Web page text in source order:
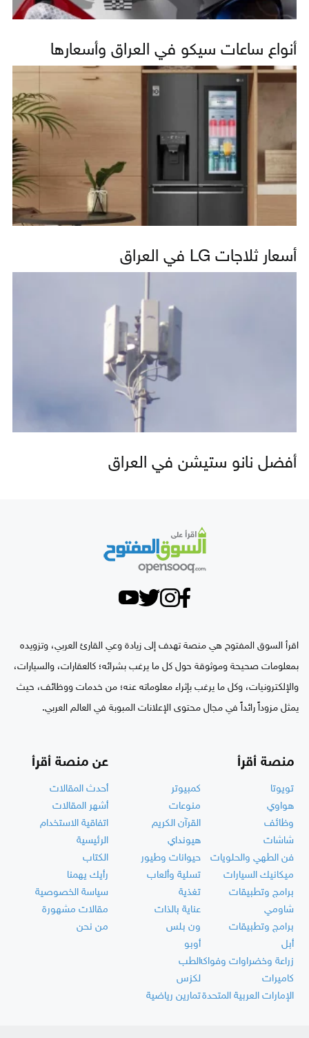
أنواع ساعات سيكو في العراق وأسعارها
أسعار ثلاجات LG في العراق
أفضل نانو ستيشن في العراق
اقرأ السوق المفتوح هي منصة تهدف إلى زيادة وعي القارئ العربي، وتزويده
بمعلومات صحيحة وموثوقة حول كل ما يرغب بشرائه؛ كالعقارات، والسيارات،
والإلكترونيات، وكل ما يرغب بإثراء معلوماته عنه؛ من خدمات ووظائف، حيث
يمثل مزوداً رائداً في مجال محتوى الإعلانات المبوبة في العالم العربي.
منصة أقرأ
تويوتا
كمبيوتر
هواوي
منوعات
وظائف
القرآن الكريم
شاشات
هيونداي
فن الطهي والحلويات
حيوانات وطيور
ميكانيك السيارات
تسلية وألعاب
برامج وتطبيقات
تغذية
شاومي
عناية بالذات
برامج وتطبيقات
ون بلس
أبل
أوبو
زراعة وخضراوات وفواكهالطب
كاميرات
لكزس
الإمارات العربية المتحدةتمارين رياضية
عن منصة أقرأ
أحدث المقالات
أشهر المقالات
اتفاقية الاستخدام
الرئيسية
الكتاب
رأيك يهمنا
سياسة الخصوصية
مقالات مشهورة
من نحن